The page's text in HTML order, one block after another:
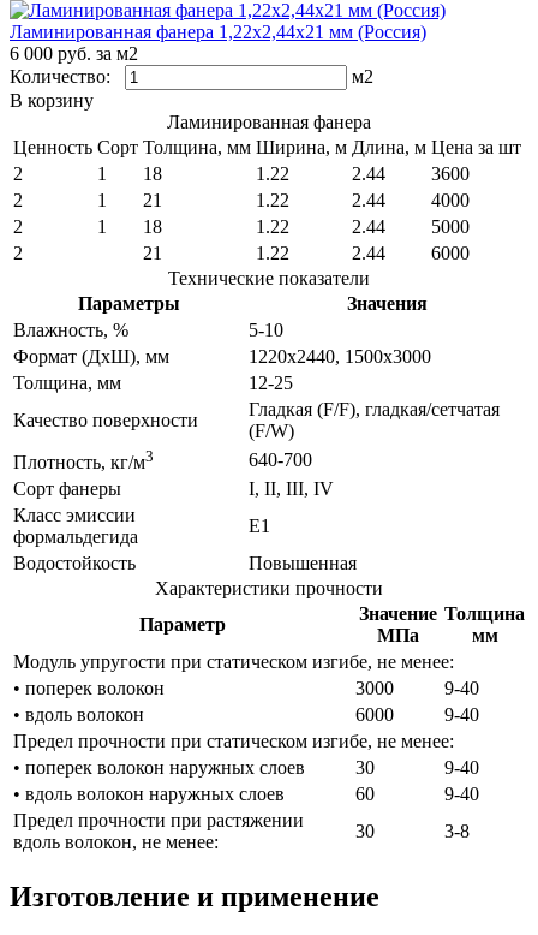
Ламинированная фанера 1,22х2,44х21 мм (Россия)
6 000 руб. за м2
Количество:
м2
В корзину
Ламинированная фанера
Ценность Сорт Толщина, мм Ширина, м Длина, м Цена за шт
2
1 18 1.22 2.44
3600
2
1 21 1.22 2.44
4000
2
1 18 1.22 2.44
5000
2
21 1.22 2.44
6000
Технические показатели
Параметры
Значения
Влажность, %
5-10
Формат (ДxШ), мм
1220x2440, 1500x3000
Толщина, мм
12-25
Качество поверхности
Гладкая (F/F), гладкая/сетчатая
(F/W)
Плотность, кг/м3
640-700
Сорт фанеры
I, II, III, IV
Класс эмиссии
формальдегида
Е1
Водостойкость
Повышенная
Характеристики прочности
Параметр
Значение
МПа
Толщина
мм
Модуль упругости при статическом изгибе, не менее:
• поперек волокон
3000
9-40
• вдоль волокон
6000
9-40
Предел прочности при статическом изгибе, не менее:
• поперек волокон наружных слоев
30
9-40
• вдоль волокон наружных слоев
60
9-40
Предел прочности при растяжении
вдоль волокон, не менее:
30 3-8
Изготовление и применение